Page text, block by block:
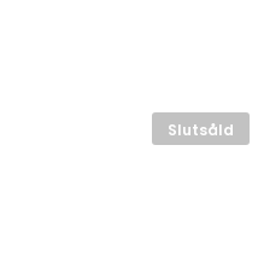
Slutsåld